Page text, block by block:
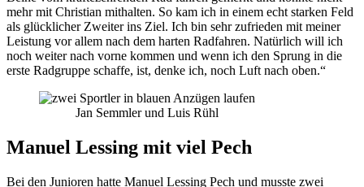
mehr mit Christian mithalten. So kam ich in einem echt starken Feld
als glücklicher Zweiter ins Ziel. Ich bin sehr zufrieden mit meiner
Leistung vor allem nach dem harten Radfahren. Natürlich will ich
noch weiter nach vorne kommen und wenn ich den Sprung in die
erste Radgruppe schaffe, ist, denke ich, noch Luft nach oben.“
Jan Semmler und Luis Rühl
Manuel Lessing mit viel Pech
Bei den Junioren hatte Manuel Lessing Pech und musste zwei